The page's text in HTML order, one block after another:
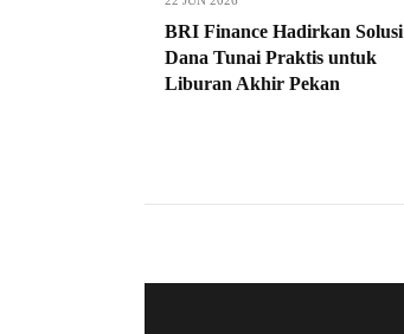
BRI Finance Hadirkan Solusi
Dana Tunai Praktis untuk
Liburan Akhir Pekan